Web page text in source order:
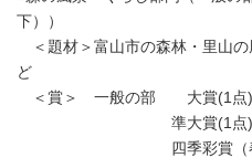
下））
＜題材＞富山市の森林・里山
ど
＜賞＞ 一般の部 大賞(1点)
準大賞(1点) 賞金
四季彩賞（春夏秋冬